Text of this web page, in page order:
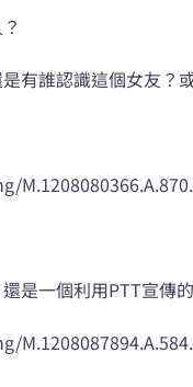
有誰認識這個女友？
是一個利用PTT宣傳